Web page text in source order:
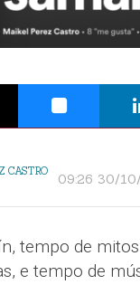
CASTRO 09:26 30/
tempo de
e tempo de